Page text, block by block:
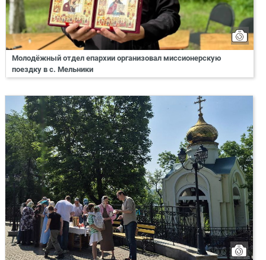
Молодёжный отдел епархии организовал миссионерскую
поездку в с. Мельники